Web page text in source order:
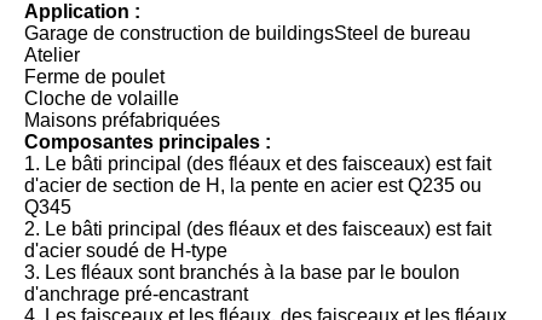
Application :
Garage de construction de buildingsSteel de bureau
Atelier
Ferme de poulet
Cloche de volaille
Maisons préfabriquées
Composantes principales :
1. Le bâti principal (des fléaux et des faisceaux) est fait
d'acier de section de H, la pente en acier est Q235 ou
Q345
2. Le bâti principal (des fléaux et des faisceaux) est fait
d'acier soudé de H-type
3. Les fléaux sont branchés à la base par le boulon
d'anchrage pré-encastrant